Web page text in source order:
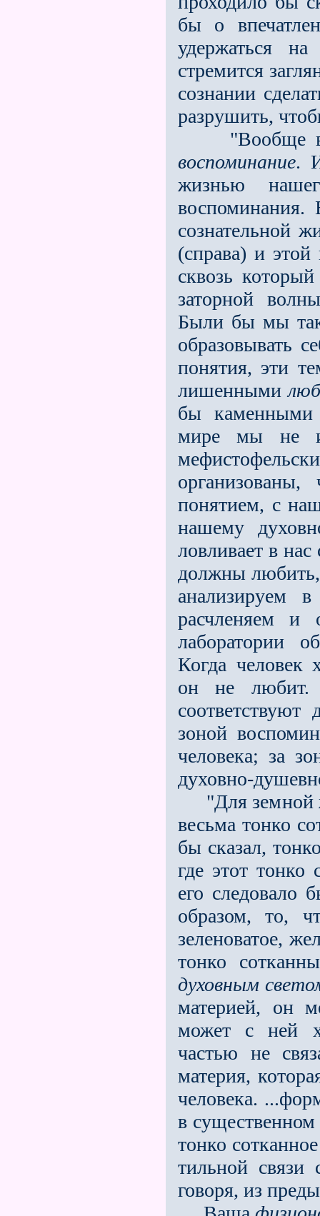
бы о
удержаться
стремится
сознании
разрушить,
"Вообще вся
воспоминание.
жизнью
сознательной
(справа) и
сквозь
заторной
Были бы мы
образовывать
понятия, эти
лишенными
бы каменными
мире мы не
понятием, с
нашему
ловливает в
должны
анализируем
расчленяем
лаборатории
Когда человек
он не любит.
зоной
человека; за
духовно-
"Для земной
весьма тонко
бы сказал,
где этот тонко
его следовало
образом, то,
зеленоватое,
тонко
духовным
материей, он
может с ней
частью не
материя,
человека.
в
тонко
тильной связи
говоря, из